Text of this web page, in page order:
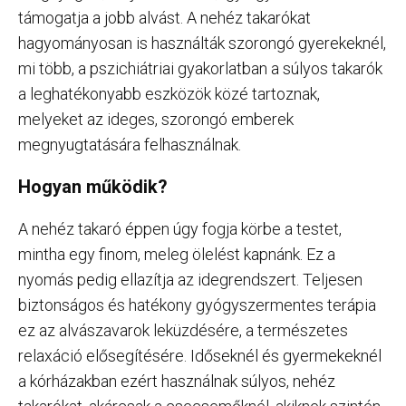
támogatja a jobb alvást. A nehéz takarókat
hagyományosan is használták szorongó gyerekeknél,
mi több, a pszichiátriai gyakorlatban a súlyos takarók
a leghatékonyabb eszközök közé tartoznak,
melyeket az ideges, szorongó emberek
megnyugtatására felhasználnak.
Hogyan működik?
A nehéz takaró éppen úgy fogja körbe a testet,
mintha egy finom, meleg ölelést kapnánk. Ez a
nyomás pedig ellazítja az idegrendszert. Teljesen
biztonságos és hatékony gyógyszermentes terápia
ez az alvászavarok leküzdésére, a természetes
relaxáció elősegítésére. Időseknél és gyermekeknél
a kórházakban ezért használnak súlyos, nehéz